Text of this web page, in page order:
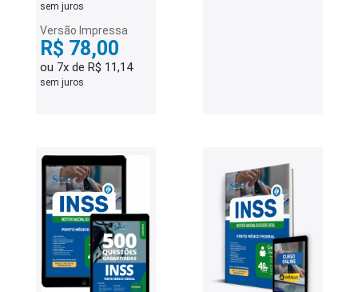
sem juros
Versão Impressa
R$ 78,00
ou 7x de R$ 11,14
sem juros